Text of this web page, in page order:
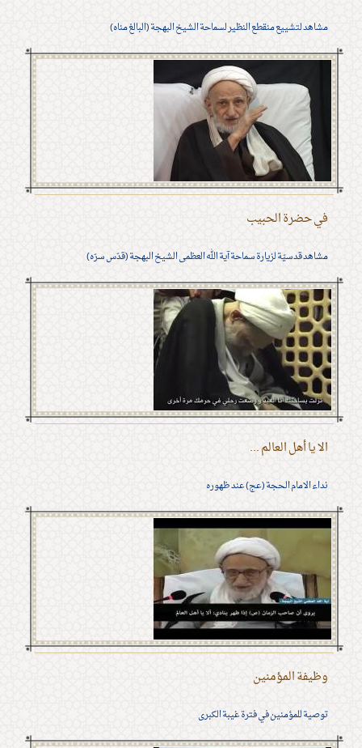
مشاهد لتشييع منقطع النظير لسماحة الشيخ البهجة (البالغ مناه)
في حضرة الحبيب
مشاهد قدسيّة لزيارة سماحة آية الله العظمى الشيخ البهجة (قدّس سرّه)
الا يا أهل العالم ...
نداء الامام الحجة (عج) عند ظهوره
وظيفة المؤمنين
توصية للمؤمنين في فترة غيبة الكبرى